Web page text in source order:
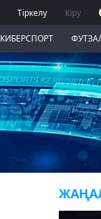
Тіркелу Кіру
КИБЕРСПОРТ